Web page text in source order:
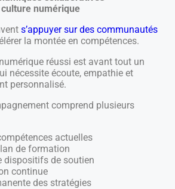
numérique
s’appuyer sur des communautés
la montée en compétences.
réussi est avant tout un
nécessite écoute, empathie et
personnalisé.
comprend plusieurs
actuelles
de formation
dispositifs de soutien
continue
des stratégies